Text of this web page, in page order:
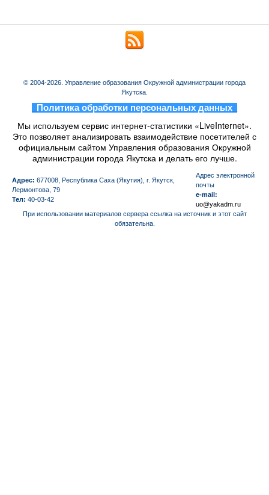
© 2004-2026. Управление образования Окружной администрации города
Якутска.
Политика обработки персональных данных
Мы используем сервис интернет-статистики «LiveInternet».
Это позволяет анализировать взаимодействие посетителей с
официальным сайтом Управления образования Окружной
администрации города Якутска и делать его лучше.
Адрес: 677008, Республика Саха (Якутия), г. Якутск,
Лермонтова, 79
Тел: 40-03-42
Aдрес электронной
почты
e-mail:
uo@yakadm.ru
При использовании материалов сервера ссылка на источник и этот сайт
обязательна.